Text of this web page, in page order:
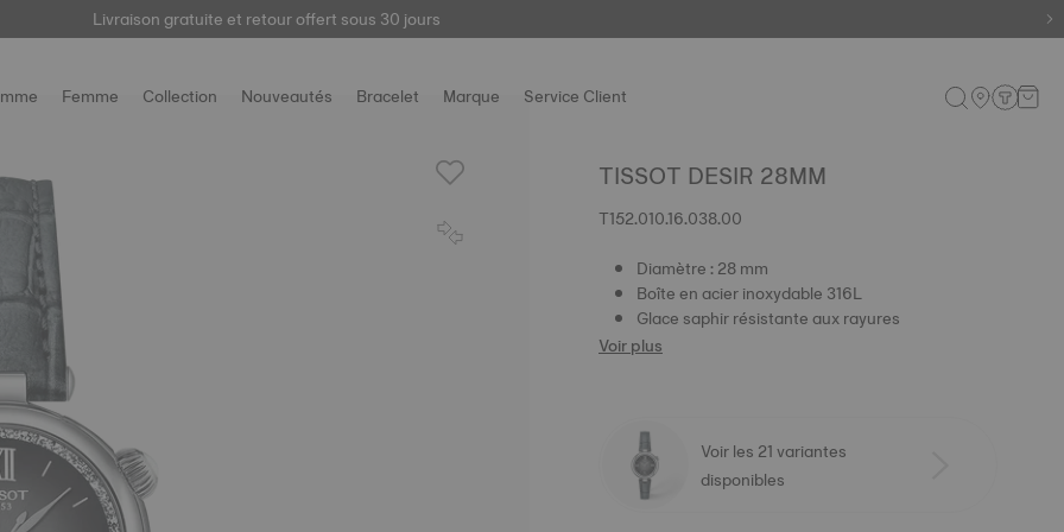
Livraison gratuite et retour offert sous 30 jours
ici
Femme Collection Nouveautés Bracelet Marque Service Client
TISSOT DESIR 28MM
T152.010.16.038.00
Diamètre : 28 mm
Boîte en acier inoxydable 316L
Glace saphir résistante aux rayures
Voir plus
Voir les 21 variantes
disponibles